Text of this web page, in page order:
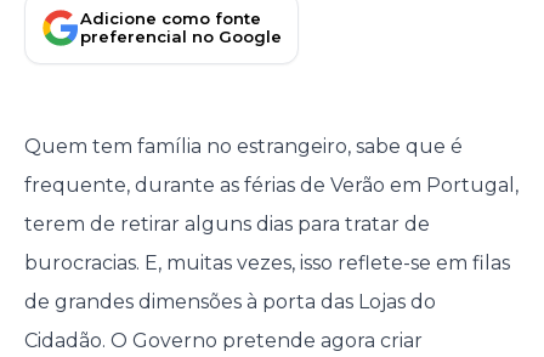
Adicione como fonte
preferencial no Google
Quem tem família no estrangeiro, sabe que é
frequente, durante as férias de Verão em Portugal,
terem de retirar alguns dias para tratar de
burocracias. E, muitas vezes, isso reflete-se em filas
de grandes dimensões à porta das Lojas do
Cidadão. O Governo pretende agora criar